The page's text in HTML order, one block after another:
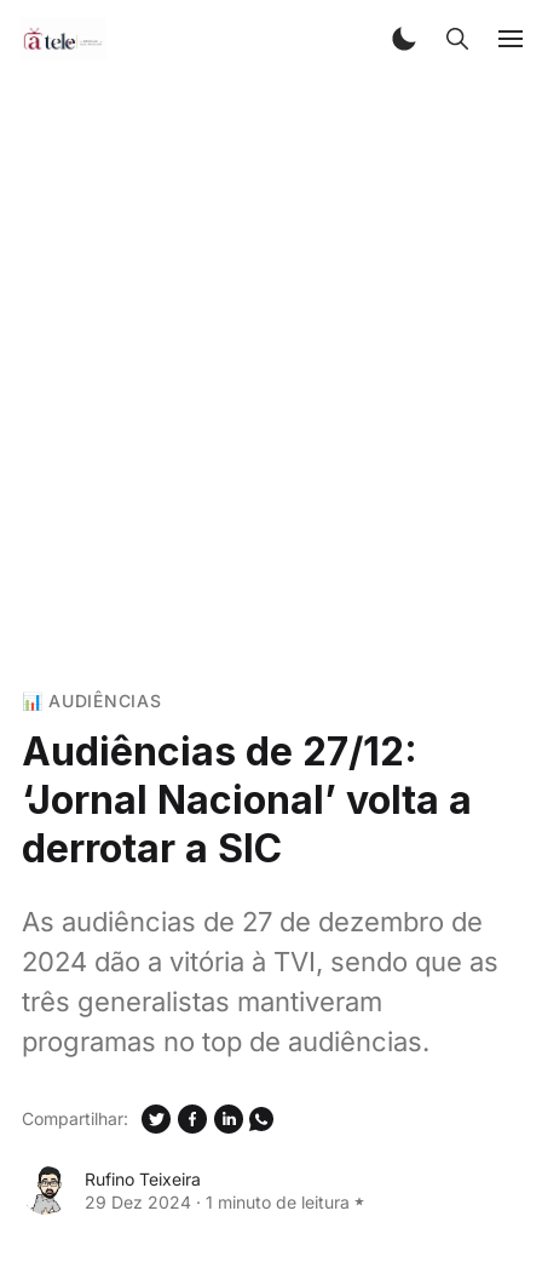
📊 AUDIÊNCIAS
Audiências de 27/12:
‘Jornal Nacional’ volta a
derrotar a SIC
As audiências de 27 de dezembro de
2024 dão a vitória à TVI, sendo que as
três generalistas mantiveram
programas no top de audiências.
Rufino Teixeira
29 Dez 2024 · 1 minuto de leitura
Compartilhar: